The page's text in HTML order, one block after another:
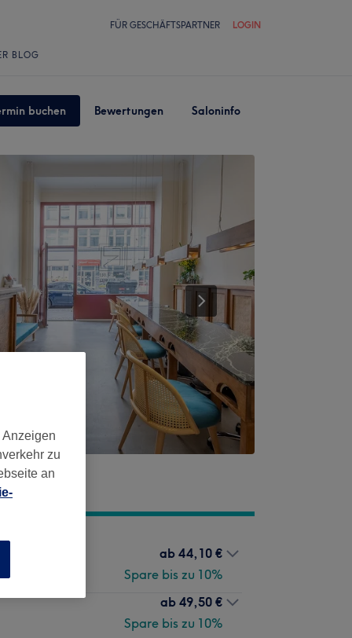
FÜR GESCHÄFTSPARTNER LOGIN
BLOG
buchen Bewertungen Saloninfo
ab 44,10 €
Spare bis zu 10%
ab 49,50 €
Spare bis zu 10%
zu
an